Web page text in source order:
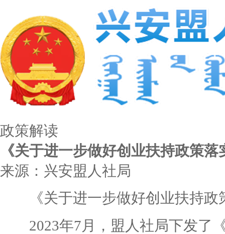
政策解读
《关于进一步做好创业扶持政策
来源：兴安盟人社局
《关于进一步做好创业扶持政
2023年7月，盟人社局下发了《